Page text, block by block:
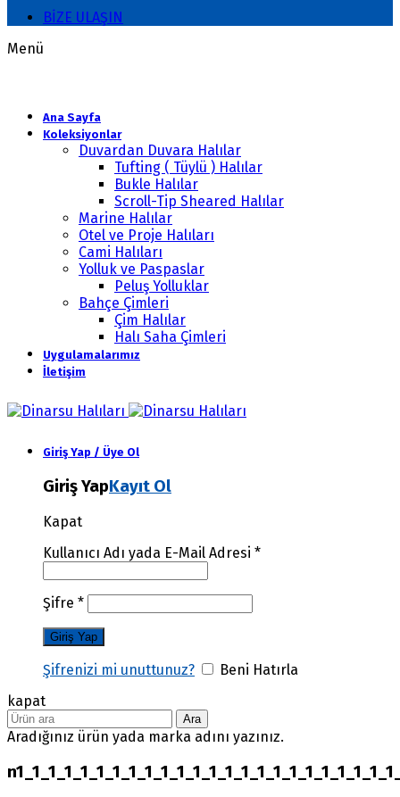
BİZE ULAŞIN
Menü
Ana Sayfa
Koleksiyonlar
Duvardan Duvara Halılar
Tufting ( Tüylü ) Halılar
Bukle Halılar
Scroll-Tip Sheared Halılar
Marine Halılar
Otel ve Proje Halıları
Cami Halıları
Yolluk ve Paspaslar
Peluş Yolluklar
Bahçe Çimleri
Çim Halılar
Halı Saha Çimleri
Uygulamalarımız
İletişim
Giriş Yap / Üye Ol
Giriş YapKayıt Ol
Kapat
Kullanıcı Adı yada E-Mail Adresi *
Şifre *
Şifrenizi mi unuttunuz?
Beni Hatırla
kapat
Ara
Aradığınız ürün yada marka adını yazınız.